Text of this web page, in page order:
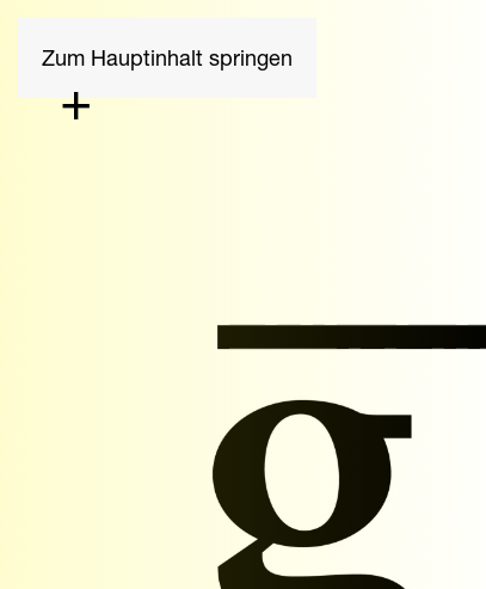
Zum Hauptinhalt springen